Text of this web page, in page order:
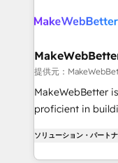
grows.
multi-region
scale. 🏆 HubSpot’s CEO called us “the partner of the
future.” Others
measurable impact.
提供元：
MakeWebBetter
proficient in
growing tech-
hands you the
ソリューション・パート